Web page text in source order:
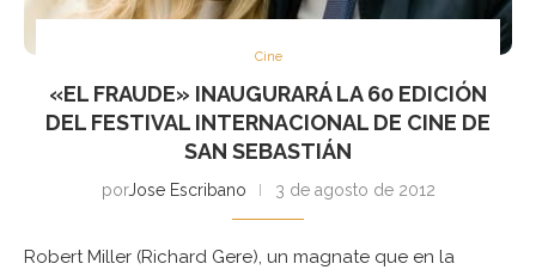
Cine
«EL FRAUDE» INAUGURARÁ LA 60 EDICIÓN
DEL FESTIVAL INTERNACIONAL DE CINE DE
SAN SEBASTIÁN
porJose Escribano 3 de agosto de 2012
Robert Miller (Richard Gere), un magnate que en la